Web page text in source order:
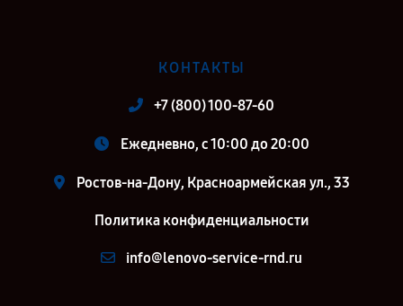
КОНТАКТЫ
+7 (800) 100-87-60
Ежедневно, с 10:00 до 20:00
Ростов-на-Дону, Красноармейская ул., 33
Политика конфиденциальности
info@lenovo-service-rnd.ru